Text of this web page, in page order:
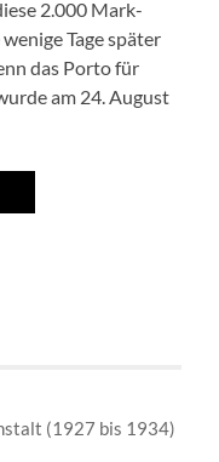
2.000 Mark-
Tage später
das Porto für
am 24. August
(1927 bis 1934)